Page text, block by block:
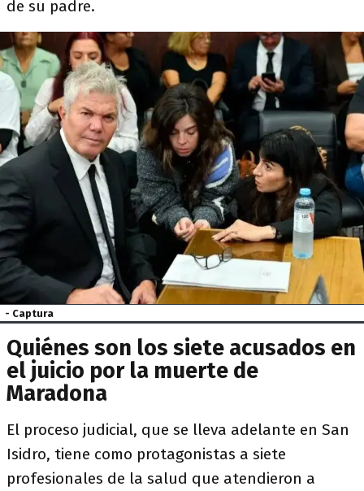
de su padre.
- Captura
Quiénes son los siete acusados en
el juicio por la muerte de
Maradona
El proceso judicial, que se lleva adelante en San
Isidro, tiene como protagonistas a siete
profesionales de la salud que atendieron a